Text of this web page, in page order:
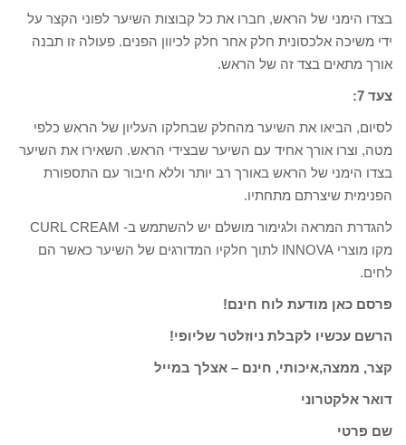
בצדו הימני של הראש, חברו את כל קבוצות השיער לפוני הקצר על
ידי משיכה אלכסונית חלק אחר חלק לכיוון הפנים. פעולה זו תבנה
אורך מתאים בצד זה של הראש.
צעד 7:
לסיום, הביאו את השיער מהחלק שבחלקו העליון של הראש כלפי
מטה, וצרו אורך אחיד עם השיער שבצידי הראש. השאירו את השיער
בצדו הימני של הראש באורך רב יותר וללא חיבור עם התספורת
הפנימית שיצרתם מתחתיו.
להגדרת המראה ולגימור מושלם יש להשתמש ב- CURL CREAM
מקו מוצרי INNOVA לתוך חלקיו המדורגים של השיער כאשר הם
לחים.
פרסם כאן מודעת לוח חינם!
הרשם עכשיו לקבלת ניוזלטר שליופי!
קצר, ממצה,איכותי, חינם – אצלך במייל
דואר אלקטרוני
שם פרטי